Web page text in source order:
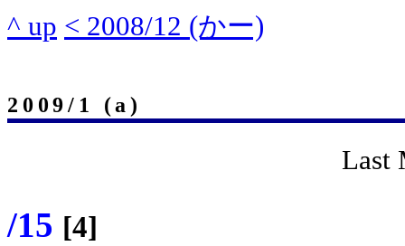
^ up < 2008/12 (かー)
2009/1 (a)
Last
/15 [4]